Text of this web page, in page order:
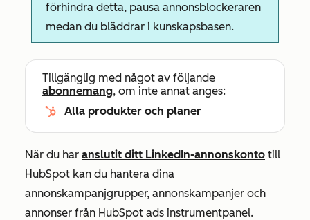
förhindra detta, pausa annonsblockeraren
medan du bläddrar i kunskapsbasen.
Tillgänglig med något av följande
abonnemang, om inte annat anges:
Alla produkter och planer
När du har anslutit ditt LinkedIn-annonskonto till
HubSpot kan du hantera dina
annonskampanjgrupper, annonskampanjer och
annonser från HubSpot ads instrumentpanel.